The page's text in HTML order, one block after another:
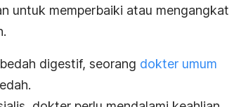
untuk memperbaiki atau mengangkat
digestif, seorang dokter umum